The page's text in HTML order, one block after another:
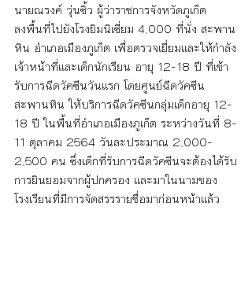
นายณรงค์ วุ่นซิ้ว ผู้ว่าราชการจังหวัดภูเก็ต
ลงพื้นที่ไปยังโรงยิมนิเซี่ยม 4,000 ที่นั่ง สะพาน
หิน อำเภอเมืองภูเก็ต เพื่อตรวจเยี่ยมและให้กำลัง
เจ้าหน้าที่และเด็กนักเรียน อายุ 12-18 ปี ที่เข้า
รับการฉีดวัคซีนวันแรก โดยศูนย์ฉีดวัคซีน
สะพานหิน ให้บริการฉีดวัคซีนกลุ่มเด็กอายุ 12-
18 ปี ในพื้นที่อำเภอเมืองภูเก็ต ระหว่างวันที่ 8-
11 ตุลาคม 2564 วันละประมาณ 2,000-
2,500 คน ซึ่งเด็กที่รับการฉีดวัคซีนจะต้องได้รับ
การยินยอมจากผู้ปกครอง และมาในนามของ
โรงเรียนที่มีการจัดสรรรายชื่อมาก่อนหน้าแล้ว